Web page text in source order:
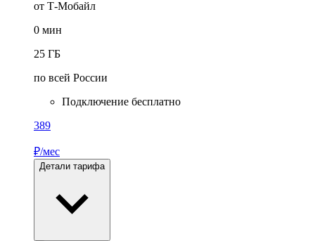
от Т-Мобайл
0 мин
25 ГБ
по всей России
Подключение бесплатно
389
₽/мес
Детали тарифа